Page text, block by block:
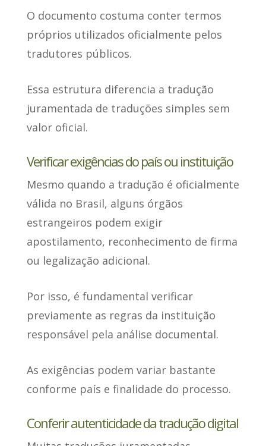
O documento costuma conter termos
próprios utilizados oficialmente pelos
tradutores públicos.
Essa estrutura diferencia a tradução
juramentada de traduções simples sem
valor oficial.
Verificar exigências do país ou instituição
Mesmo quando a tradução é oficialmente
válida no Brasil, alguns órgãos
estrangeiros podem exigir
apostilamento, reconhecimento de firma
ou legalização adicional.
Por isso, é fundamental verificar
previamente as regras da instituição
responsável pela análise documental.
As exigências podem variar bastante
conforme país e finalidade do processo.
Conferir autenticidade da tradução digital